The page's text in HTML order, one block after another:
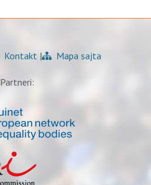
Kontakt | Mapa sajta
Partneri: